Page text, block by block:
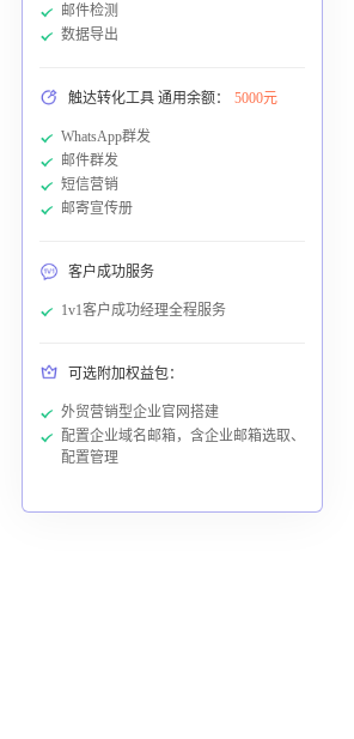
邮件检测
数据导出
触达转化工具 通用余额： 5000元
WhatsApp群发
邮件群发
短信营销
邮寄宣传册
客户成功服务
1v1客户成功经理全程服务
可选附加权益包：
外贸营销型企业官网搭建
配置企业域名邮箱，含企业邮箱选取、
配置管理